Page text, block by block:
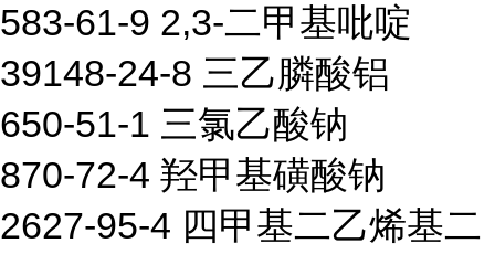
583-61-9 2,3-二甲基吡啶
39148-24-8 三乙膦酸铝
650-51-1 三氯乙酸钠
870-72-4 羟甲基磺酸钠
2627-95-4 四甲基二乙烯基二